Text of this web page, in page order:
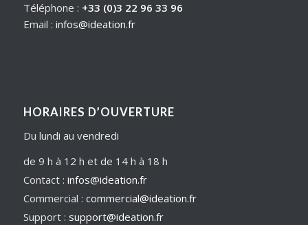
Téléphone : +33 (0)3 22 96 33 96
Email : infos@ideation.fr
HORAIRES D’OUVERTURE
Du lundi au vendredi
de 9 h à 12 h et de 14 h à 18 h
Contact : infos@ideation.fr
Commercial : commercial@ideation.fr
Support : support@ideation.fr